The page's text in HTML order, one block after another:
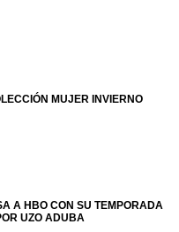
MUJER INVIERNO
A HBO CON SU TEMPORADA
UZO ADUBA